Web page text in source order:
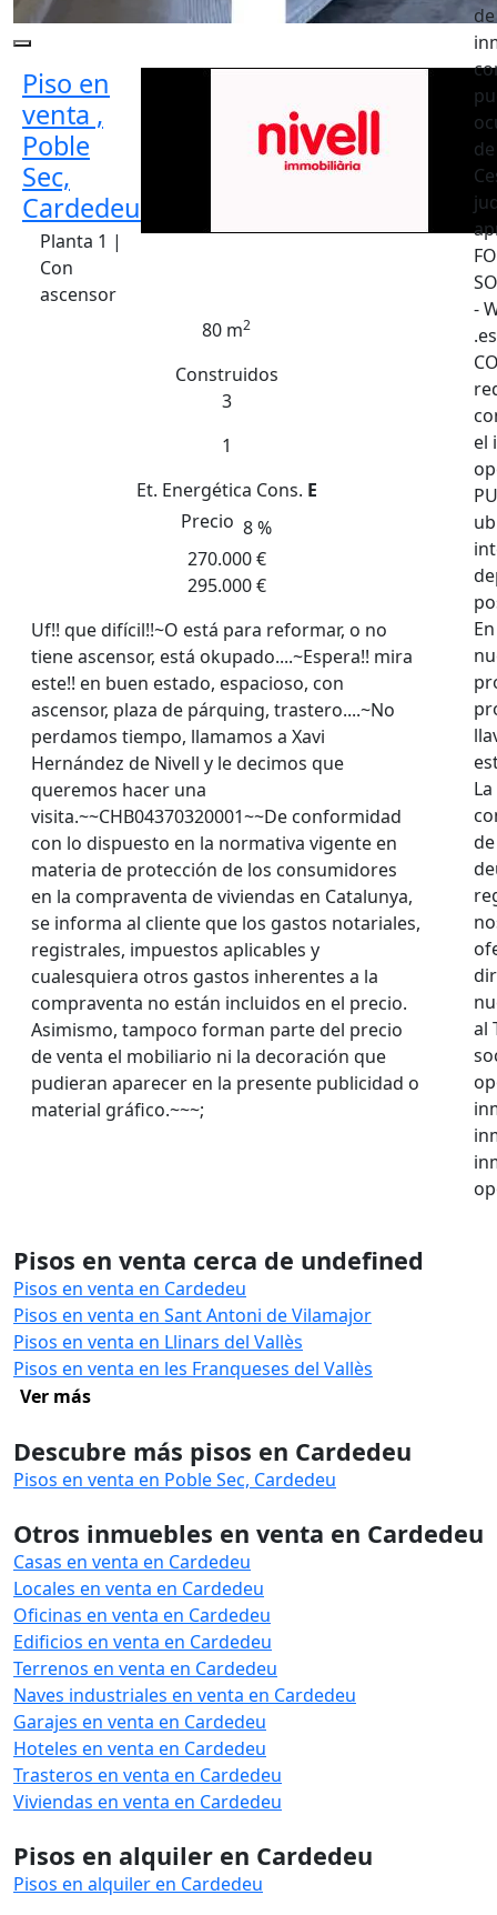
Piso en
venta ,
Poble
Sec,
Cardedeu
Planta 1 |
Con
ascensor
80 m2
Construidos
3
1
Et. Energética Cons. E
Precio 8 %
270.000 €
295.000 €
Uf!! que difícil!!~O está para reformar, o no
tiene ascensor, está okupado....~Espera!! mira
este!! en buen estado, espacioso, con
ascensor, plaza de párquing, trastero....~No
perdamos tiempo, llamamos a Xavi
Hernández de Nivell y le decimos que
queremos hacer una
visita.~~CHB04370320001~~De conformidad
con lo dispuesto en la normativa vigente en
materia de protección de los consumidores
en la compraventa de viviendas en Catalunya,
se informa al cliente que los gastos notariales,
registrales, impuestos aplicables y
cualesquiera otros gastos inherentes a la
compraventa no están incluidos en el precio.
Asimismo, tampoco forman parte del precio
de venta el mobiliario ni la decoración que
pudieran aparecer en la presente publicidad o
material gráfico.~~~;
-
el
al
Pisos en venta cerca de undefined
Pisos en venta en Cardedeu
Pisos en venta en Sant Antoni de Vilamajor
Pisos en venta en Llinars del Vallès
Pisos en venta en les Franqueses del Vallès
Ver más
Descubre más pisos en Cardedeu
Pisos en venta en Poble Sec, Cardedeu
Otros inmuebles en venta en Cardedeu
Casas en venta en Cardedeu
Locales en venta en Cardedeu
Oficinas en venta en Cardedeu
Edificios en venta en Cardedeu
Terrenos en venta en Cardedeu
Naves industriales en venta en Cardedeu
Garajes en venta en Cardedeu
Hoteles en venta en Cardedeu
Trasteros en venta en Cardedeu
Viviendas en venta en Cardedeu
Pisos en alquiler en Cardedeu
Pisos en alquiler en Cardedeu